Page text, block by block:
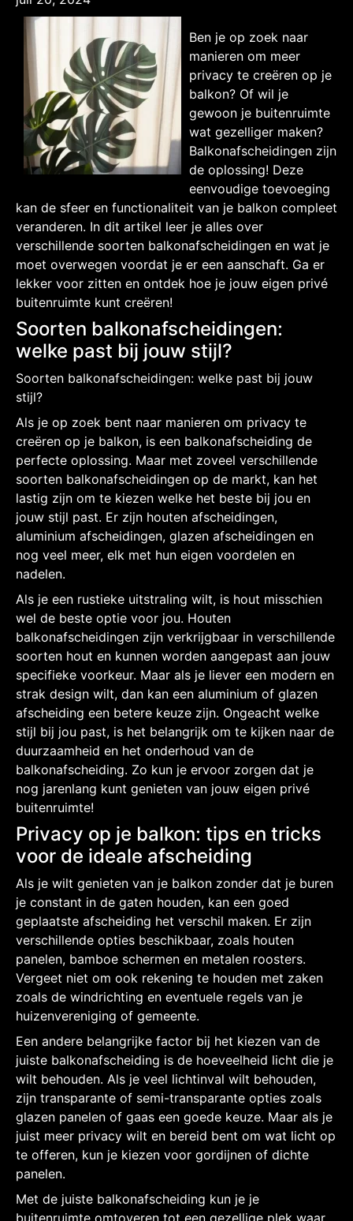
Ben je op zoek naar
manieren om meer
privacy te creëren op je
balkon? Of wil je
gewoon je buitenruimte
wat gezelliger maken?
Balkonafscheidingen zijn
de oplossing! Deze
eenvoudige toevoeging
kan de sfeer en functionaliteit van je balkon compleet
veranderen. In dit artikel leer je alles over
verschillende soorten balkonafscheidingen en wat je
moet overwegen voordat je er een aanschaft. Ga er
lekker voor zitten en ontdek hoe je jouw eigen privé
buitenruimte kunt creëren!
Soorten balkonafscheidingen:
welke past bij jouw stijl?
Soorten balkonafscheidingen: welke past bij jouw
stijl?
Als je op zoek bent naar manieren om privacy te
creëren op je balkon, is een balkonafscheiding de
perfecte oplossing. Maar met zoveel verschillende
soorten balkonafscheidingen op de markt, kan het
lastig zijn om te kiezen welke het beste bij jou en
jouw stijl past. Er zijn houten afscheidingen,
aluminium afscheidingen, glazen afscheidingen en
nog veel meer, elk met hun eigen voordelen en
nadelen.
Als je een rustieke uitstraling wilt, is hout misschien
wel de beste optie voor jou. Houten
balkonafscheidingen zijn verkrijgbaar in verschillende
soorten hout en kunnen worden aangepast aan jouw
specifieke voorkeur. Maar als je liever een modern en
strak design wilt, dan kan een aluminium of glazen
afscheiding een betere keuze zijn. Ongeacht welke
stijl bij jou past, is het belangrijk om te kijken naar de
duurzaamheid en het onderhoud van de
balkonafscheiding. Zo kun je ervoor zorgen dat je
nog jarenlang kunt genieten van jouw eigen privé
buitenruimte!
Privacy op je balkon: tips en tricks
voor de ideale afscheiding
Als je wilt genieten van je balkon zonder dat je buren
je constant in de gaten houden, kan een goed
geplaatste afscheiding het verschil maken. Er zijn
verschillende opties beschikbaar, zoals houten
panelen, bamboe schermen en metalen roosters.
Vergeet niet om ook rekening te houden met zaken
zoals de windrichting en eventuele regels van je
huizenvereniging of gemeente.
Een andere belangrijke factor bij het kiezen van de
juiste balkonafscheiding is de hoeveelheid licht die je
wilt behouden. Als je veel lichtinval wilt behouden,
zijn transparante of semi-transparante opties zoals
glazen panelen of gaas een goede keuze. Maar als je
juist meer privacy wilt en bereid bent om wat licht op
te offeren, kun je kiezen voor gordijnen of dichte
panelen.
Met de juiste balkonafscheiding kun je je
buitenruimte omtoveren tot een gezellige plek waar